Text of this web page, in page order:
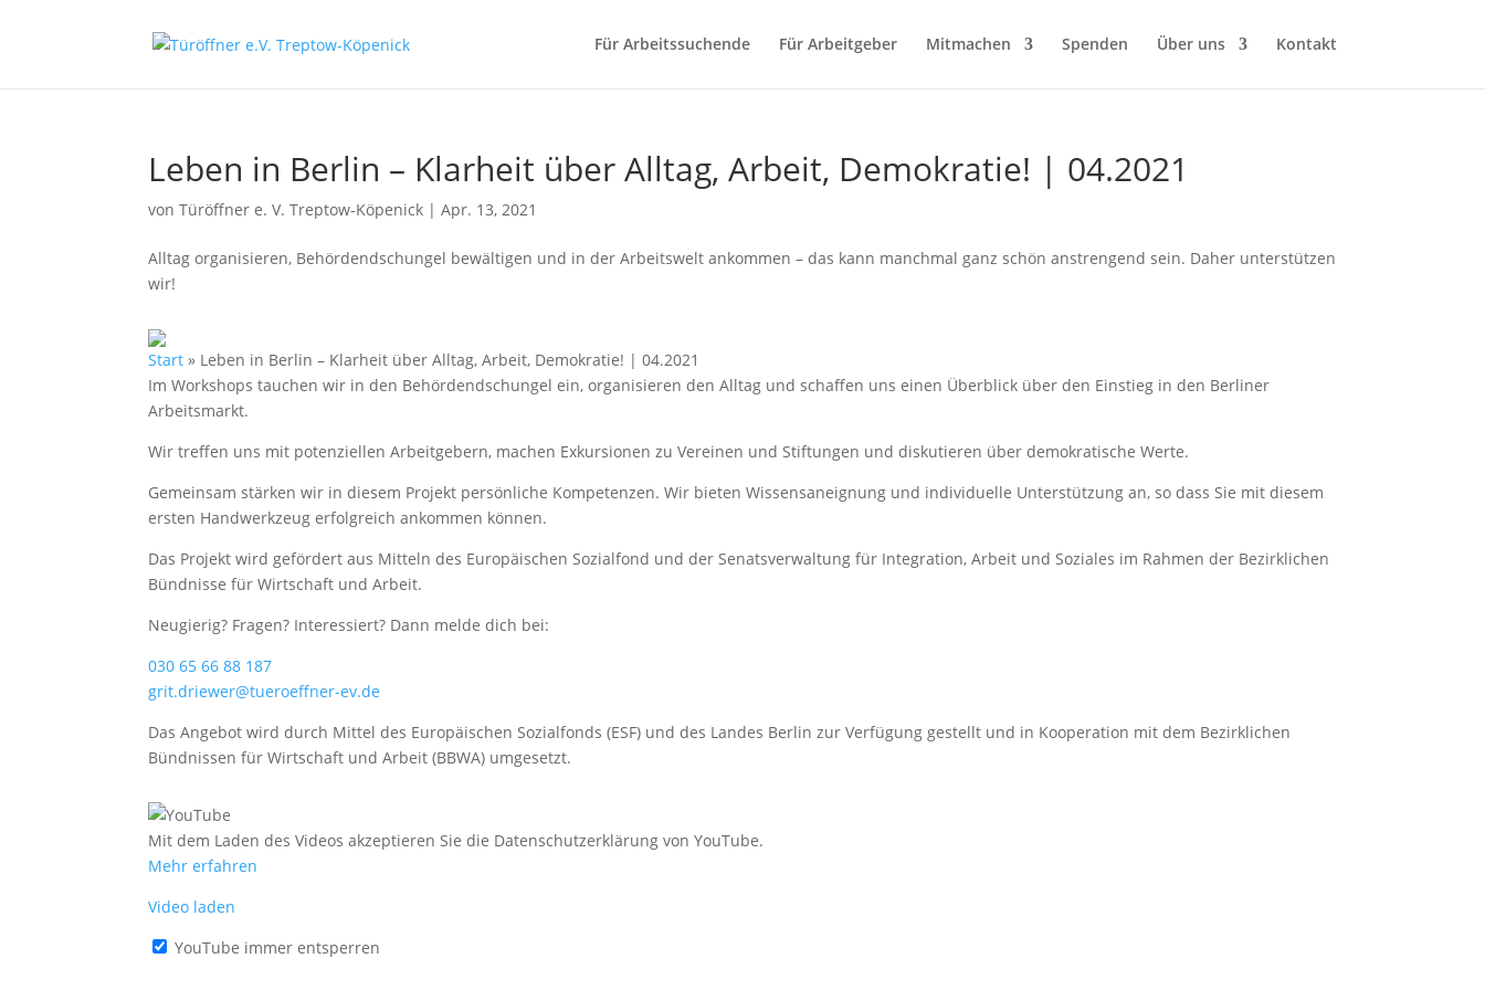
Für Arbeitssuchende Für Arbeitgeber Mitmachen Spenden Über uns Kontakt
Leben in Berlin – Klarheit über Alltag, Arbeit, Demokratie! | 04.2021
vonTüröffner e. V. Treptow-Köpenick |Apr. 13, 2021
Alltag organisieren, Behördendschungel bewältigen und in der Arbeitswelt ankommen – das kann manchmal ganz schön anstrengend sein. Daher unterstützen
wir!
Start » Leben in Berlin – Klarheit über Alltag, Arbeit, Demokratie! | 04.2021
Im Workshops tauchen wir in den Behördendschungel ein, organisieren den Alltag und schaffen uns einen Überblick über den Einstieg in den Berliner
Arbeitsmarkt.
Wir treffen uns mit potenziellen Arbeitgebern, machen Exkursionen zu Vereinen und Stiftungen und diskutieren über demokratische Werte.
Gemeinsam stärken wir in diesem Projekt persönliche Kompetenzen. Wir bieten Wissensaneignung und individuelle Unterstützung an, so dass Sie mit diesem
ersten Handwerkzeug erfolgreich ankommen können.
Das Projekt wird gefördert aus Mitteln des Europäischen Sozialfond und der Senatsverwaltung für Integration, Arbeit und Soziales im Rahmen der Bezirklichen
Bündnisse für Wirtschaft und Arbeit.
Neugierig? Fragen? Interessiert? Dann melde dich bei:
030 65 66 88 187
grit.driewer@tueroeffner-ev.de
Das Angebot wird durch Mittel des Europäischen Sozialfonds (ESF) und des Landes Berlin zur Verfügung gestellt und in Kooperation mit dem Bezirklichen
Bündnissen für Wirtschaft und Arbeit (BBWA) umgesetzt.
Mit dem Laden des Videos akzeptieren Sie die Datenschutzerklärung von YouTube.
Mehr erfahren
Video laden
YouTube immer entsperren